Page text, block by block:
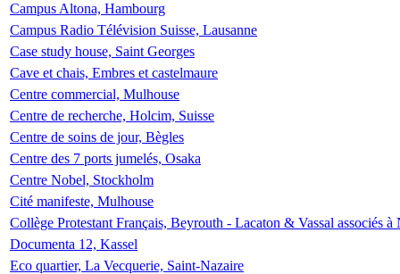
Campus Altona, Hambourg
Campus Radio Télévision Suisse, Lausanne
Case study house, Saint Georges
Cave et chais, Embres et castelmaure
Centre commercial, Mulhouse
Centre de recherche, Holcim, Suisse
Centre de soins de jour, Bègles
Centre des 7 ports jumelés, Osaka
Centre Nobel, Stockholm
Cité manifeste, Mulhouse
Collège Protestant Français, Beyrouth - Lacaton & Vassal associés
Documenta 12, Kassel
Eco quartier, La Vecquerie, Saint-Nazaire